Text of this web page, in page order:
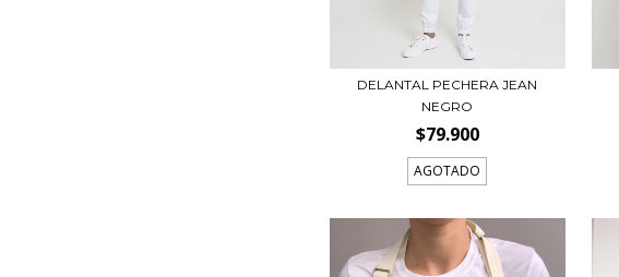
DELANTAL PECHERA JEAN
NEGRO
$79.900
AGOTADO